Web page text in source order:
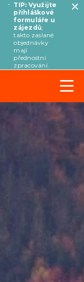
TIP: Využijte
přihláškové
formuláře u
zájezdů
takto zaslané
objednávky
mají
přednostní
zpracování.